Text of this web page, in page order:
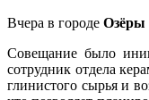
Вчера в городе Озёры
Совещание было
сотрудник отдела
глинистого сырья и